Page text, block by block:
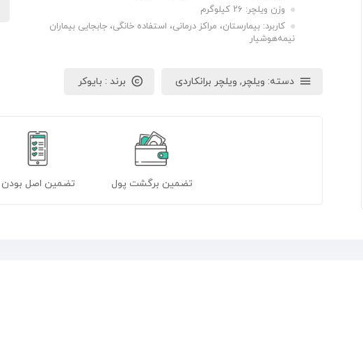
وزن ویلچر: ۲۶ کیلوگرم
کاربرد: بیمارستان، مراکز درمانی، استفاده خانگی، جابجایی بیماران
نیمه‌هوشیار
دسته: ویلچر, ویلچر برانکاردی برند : بایوکر
تضمین برگشت پول تضمین اصل بودن